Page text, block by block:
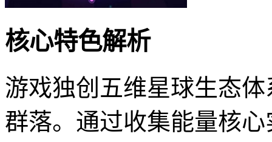
核心特色解析
游戏独创五维星球生态
群落。通过收集能量核